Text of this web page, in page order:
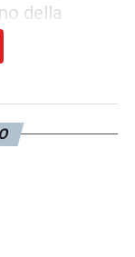
della
una
I
il premio
e a